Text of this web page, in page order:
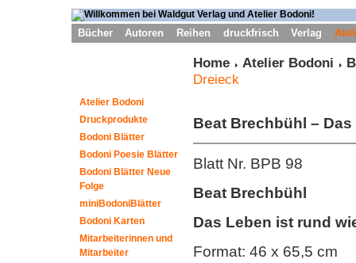
Bücher Autoren Reihen druckfrisch Verlag
Atelier Bodoni
Druckprodukte
Bodoni Blätter
Bodoni Poesie Blätter
Bodoni Blätter Neue
Folge
miniBodoniBlätter
Bodoni Karten
Mitarbeiterinnen und
Mitarbeiter
Home Atelier Bodoni
Dreieck
Beat Brechbühl –
Blatt Nr. BPB 98
Beat Brechbühl
Das Leben ist rund
Format: 46 x 65,5 cm